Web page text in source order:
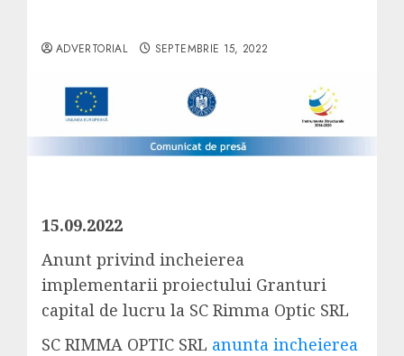
ADVERTORIAL SEPTEMBRIE 15, 2022
15.09.2022
Anunt privind incheierea
implementarii proiectului Granturi
capital de lucru la SC Rimma Optic SRL
SC RIMMA OPTIC SRL anunta incheierea